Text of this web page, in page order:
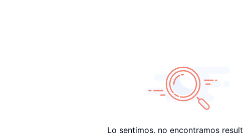
Lo sentimos, no encontramos